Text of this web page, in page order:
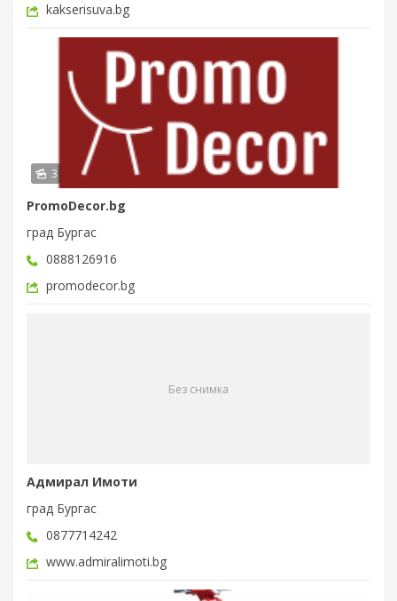
kakserisuva.bg
3
PromoDecor.bg
град Бургас
0888126916
promodecor.bg
Без снимка
Адмирал Имоти
град Бургас
0877714242
www.admiralimoti.bg